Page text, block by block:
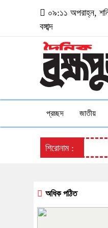
০৯:১১ অপরাহ্ন,
বঙ্গাব্দ
প্রচ্ছদ জাতীয়
শিরোনাম :
অধিক পঠিত